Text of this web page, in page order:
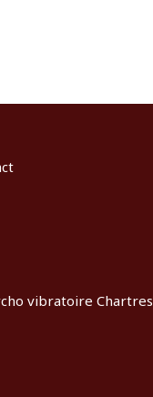
vibratoire Chartres